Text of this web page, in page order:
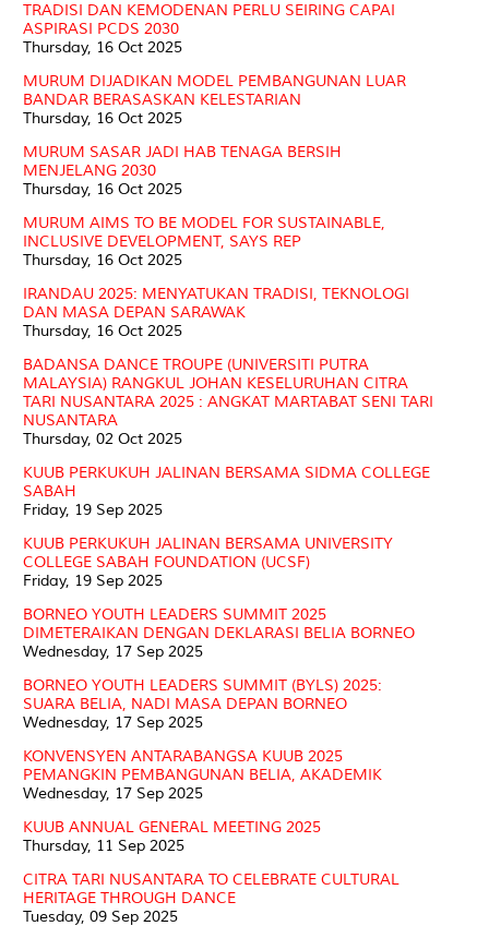
TRADISI DAN KEMODENAN PERLU SEIRING CAPAI
ASPIRASI PCDS 2030
Thursday, 16 Oct 2025
MURUM DIJADIKAN MODEL PEMBANGUNAN LUAR
BANDAR BERASASKAN KELESTARIAN
Thursday, 16 Oct 2025
MURUM SASAR JADI HAB TENAGA BERSIH
MENJELANG 2030
Thursday, 16 Oct 2025
MURUM AIMS TO BE MODEL FOR SUSTAINABLE,
INCLUSIVE DEVELOPMENT, SAYS REP
Thursday, 16 Oct 2025
IRANDAU 2025: MENYATUKAN TRADISI, TEKNOLOGI
DAN MASA DEPAN SARAWAK
Thursday, 16 Oct 2025
BADANSA DANCE TROUPE (UNIVERSITI PUTRA
MALAYSIA) RANGKUL JOHAN KESELURUHAN CITRA
TARI NUSANTARA 2025 : ANGKAT MARTABAT SENI TARI
NUSANTARA
Thursday, 02 Oct 2025
KUUB PERKUKUH JALINAN BERSAMA SIDMA COLLEGE
SABAH
Friday, 19 Sep 2025
KUUB PERKUKUH JALINAN BERSAMA UNIVERSITY
COLLEGE SABAH FOUNDATION (UCSF)
Friday, 19 Sep 2025
BORNEO YOUTH LEADERS SUMMIT 2025
DIMETERAIKAN DENGAN DEKLARASI BELIA BORNEO
Wednesday, 17 Sep 2025
BORNEO YOUTH LEADERS SUMMIT (BYLS) 2025:
SUARA BELIA, NADI MASA DEPAN BORNEO
Wednesday, 17 Sep 2025
KONVENSYEN ANTARABANGSA KUUB 2025
PEMANGKIN PEMBANGUNAN BELIA, AKADEMIK
Wednesday, 17 Sep 2025
KUUB ANNUAL GENERAL MEETING 2025
Thursday, 11 Sep 2025
CITRA TARI NUSANTARA TO CELEBRATE CULTURAL
HERITAGE THROUGH DANCE
Tuesday, 09 Sep 2025